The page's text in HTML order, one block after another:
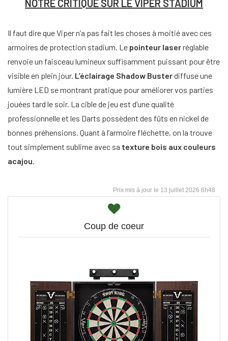
NOTRE CRITIQUE SUR LE VIPER STADIUM
Il faut dire que Viper n’a pas fait les choses à moitié avec ces
armoires de protection stadium. Le pointeur laserréglable
renvoie un faisceau lumineux suffisamment puissant pour être
visible en plein jour. L’éclairage Shadow Busterdiffuse une
lumière LED se montrant pratique pour améliorer vos parties
jouées tard le soir. La cible de jeu est d’une qualité
professionnelle et les Darts possèdent des fûts en nickel de
bonnes préhensions. Quant à l’armoire fléchette, on la trouve
tout simplement sublime avec sa texture bois aux couleurs
acajou
13 juillet 2026 6h48
Coup de coeur